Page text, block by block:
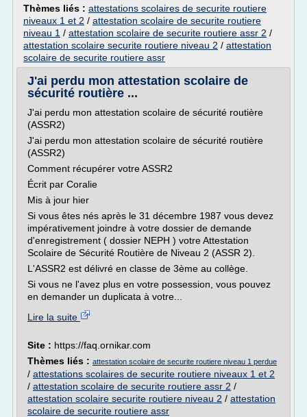
Thèmes liés : attestations scolaires de securite routiere
niveaux 1 et 2 / attestation scolaire de securite routiere
niveau 1 / attestation scolaire de securite routiere assr 2 /
attestation scolaire securite routiere niveau 2 / attestation
scolaire de securite routiere assr
J'ai perdu mon attestation scolaire de
sécurité routière ...
J'ai perdu mon attestation scolaire de sécurité routière
(ASSR2)
J'ai perdu mon attestation scolaire de sécurité routière
(ASSR2)
Comment récupérer votre ASSR2
Écrit par Coralie
Mis à jour hier
Si vous êtes nés après le 31 décembre 1987 vous devez
impérativement joindre à votre dossier de demande
d'enregistrement ( dossier NEPH ) votre Attestation
Scolaire de Sécurité Routière de Niveau 2 (ASSR 2).
L'ASSR2 est délivré en classe de 3ème au collège.
Si vous ne l'avez plus en votre possession, vous pouvez
en demander un duplicata à votre...
Lire la suite
Site : https://faq.ornikar.com
Thèmes liés : attestation scolaire de securite routiere niveau 1 perdue
/ attestations scolaires de securite routiere niveaux 1 et 2
/ attestation scolaire de securite routiere assr 2 /
attestation scolaire securite routiere niveau 2 / attestation
scolaire de securite routiere assr